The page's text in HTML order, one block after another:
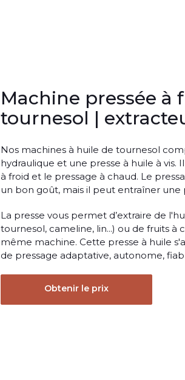
Machine pressée à
tournesol |
Nos machines à huile de tournesol
hydraulique et une presse à huile à vis.
à froid et le pressage à chaud. Le
un bon goût, mais il peut entraîner
La presse vous permet d’extraire de
tournesol, cameline, lin...) ou de fruits à
même machine. Cette presse à huile
de pressage adaptative, autonome,
Obtenir le prix